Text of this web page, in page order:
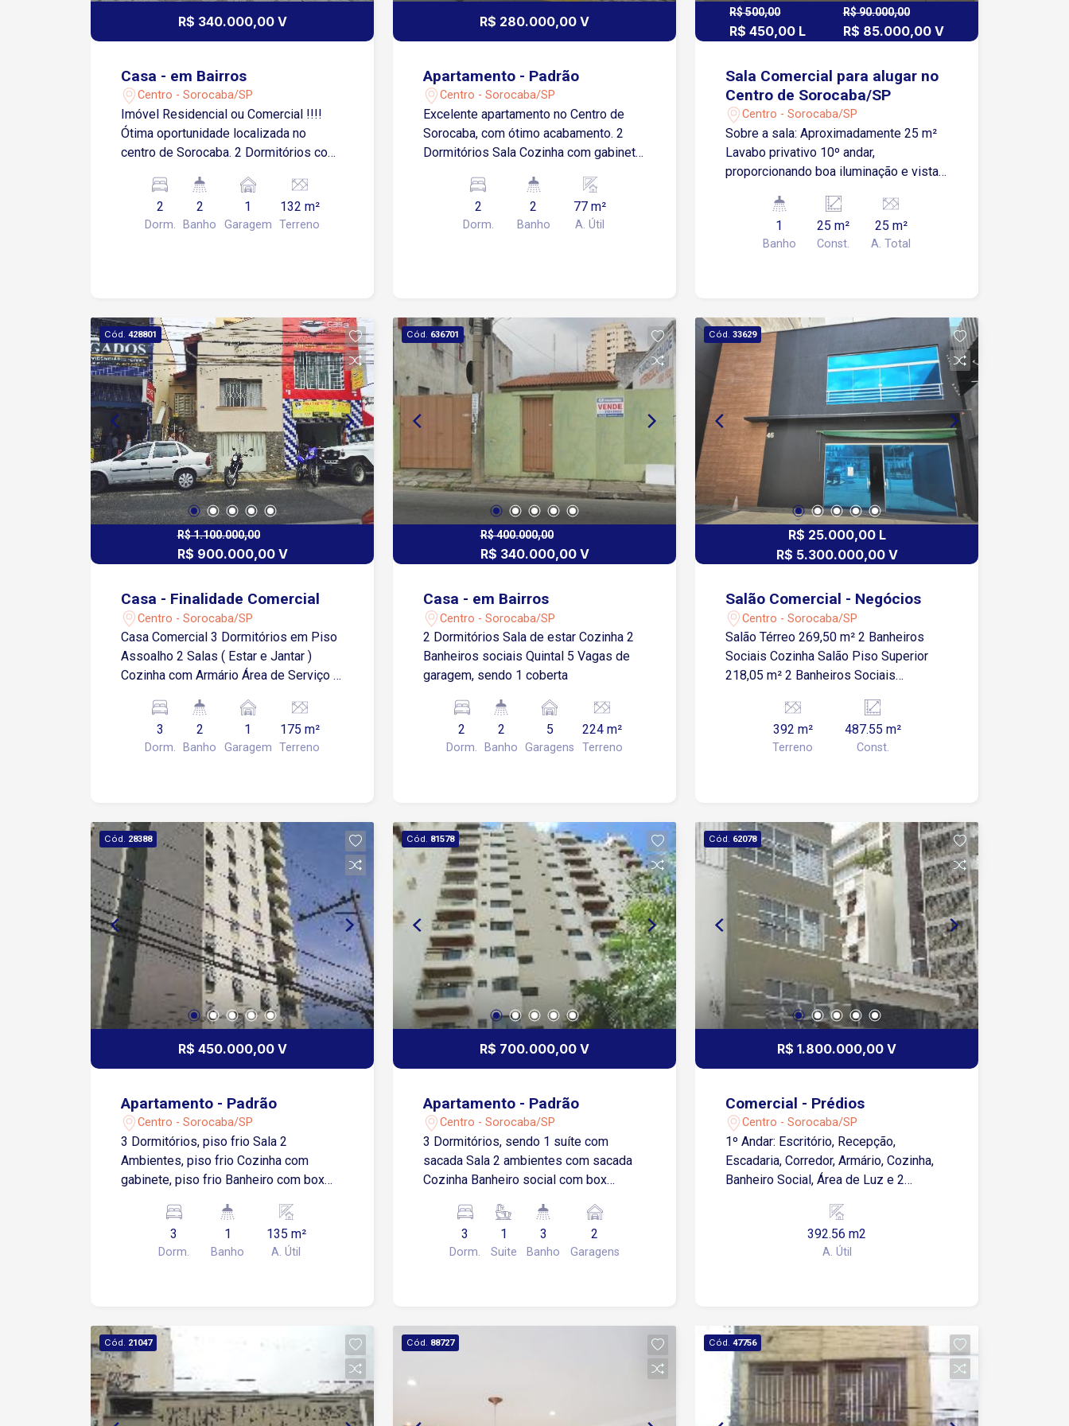
R$ 340.000,00 V
Casa - em Bairros
Centro - Sorocaba/SP
Imóvel Residencial ou Comercial !!!!
Ótima oportunidade localizada no
centro de Sorocaba. 2 Dormitórios com
(Taco) Cozinha e Copa 2 Banheiros Área
de Serviço Lavanderia Garagem
Coberta Quintal pequeno 1 DAS SALAS
2
Dorm.
2
Banho
1
Garagem
132 m²
Terreno
R$ 280.000,00 V
Apartamento - Padrão
Centro - Sorocaba/SP
Excelente apartamento no Centro de
Sorocaba, com ótimo acabamento. 2
Dormitórios Sala Cozinha com gabinete
box blindex Área de serviço
independente com armários Imóvel
todo em piso laminado e piso frio, com
2
Dorm.
2
Banho
77 m²
A. Útil
R$ 500,00
R$ 450,00 L
R$ 90.000,00
R$ 85.000,00 V
Sala Comercial para alugar no
Centro de Sorocaba/SP
Centro - Sorocaba/SP
Sobre a sala: Aproximadamente 25 m²
Lavabo privativo 10º andar,
proporcionando boa iluminação e vista
profissionais liberais que buscam um
espaço funcional em localização
privilegiada. Excelente oportunidade
Centro de Sorocaba, em prédio
comercial com fácil acesso às
principais avenidas, em região de
grande fluxo de pedestres e veículos.
Agende sua visita e venha conhecer!
1
Banho
25 m²
Const.
25 m²
A. Total
Cód. 428801
R$ 1.100.000,00
R$ 900.000,00 V
Casa - Finalidade Comercial
Centro - Sorocaba/SP
Casa Comercial 3 Dormitórios em Piso
Assoalho 2 Salas ( Estar e Jantar )
Cozinha com Armário Área de Serviço 1
Estuda Imovel no Centro até 400 Mil
como Parte de Pagamento
3
Dorm.
2
Banho
1
Garagem
175 m²
Terreno
Cód. 636701
R$ 400.000,00
R$ 340.000,00 V
Casa - em Bairros
Centro - Sorocaba/SP
2 Dormitórios Sala de estar Cozinha 2
Banheiros sociais Quintal 5 Vagas de
garagem, sendo 1 coberta
2
Dorm.
2
Banho
5
Garagens
224 m²
Terreno
Cód. 33629
R$ 25.000,00 L
R$ 5.300.000,00 V
Salão Comercial - Negócios
Centro - Sorocaba/SP
Salão Térreo 269,50 m² 2 Banheiros
Sociais Cozinha Salão Piso Superior
218,05 m² 2 Banheiros Sociais
392 m²
Terreno
487.55 m²
Const.
Cód. 28388
R$ 450.000,00 V
Apartamento - Padrão
Centro - Sorocaba/SP
3 Dormitórios, piso frio Sala 2
Ambientes, piso frio Cozinha com
gabinete, piso frio Banheiro com box
Condomínio oferece: Salão de Festa,
Churrasqueira e Espaço Gourmet.
Imóvel com cômodos amplos!!!
3
Dorm.
1
Banho
135 m²
A. Útil
Cód. 81578
R$ 700.000,00 V
Apartamento - Padrão
Centro - Sorocaba/SP
3 Dormitórios, sendo 1 suíte com
sacada Sala 2 ambientes com sacada
Cozinha Banheiro social com box
Dormitórios com piso laminado e
demais cômodos com piso
porcelanato! Condomínio com: Portaria
3
Dorm.
1
Suite
3
Banho
2
Garagens
Cód. 62078
R$ 1.800.000,00 V
Comercial - Prédios
Centro - Sorocaba/SP
1º Andar: Escritório, Recepção,
Escadaria, Corredor, Armário, Cozinha,
Banheiro Social, Área de Luz e 2
Escadaria. Corredor, Armário e 4
Apartamentos Kitnets. 3ºAndar:
Escadaria, Corredor, Armário, 4
REUNIÃO, ESCRITÓRIO, BANHEIRO
SOCIAL. ÓTIMO ACABAMENTO
392.56 m2
A. Útil
Cód. 21047 Cód. 88727 Cód. 47756